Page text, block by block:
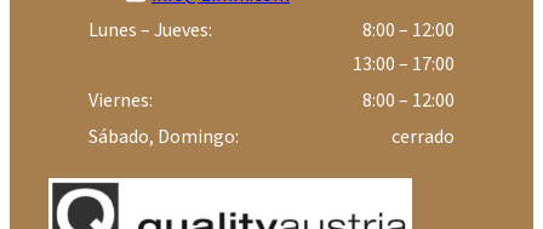
Lunes – Jueves:
8:00 – 12:00
13:00 – 17:00
Viernes:
8:00 – 12:00
Sábado, Domingo:
cerrado